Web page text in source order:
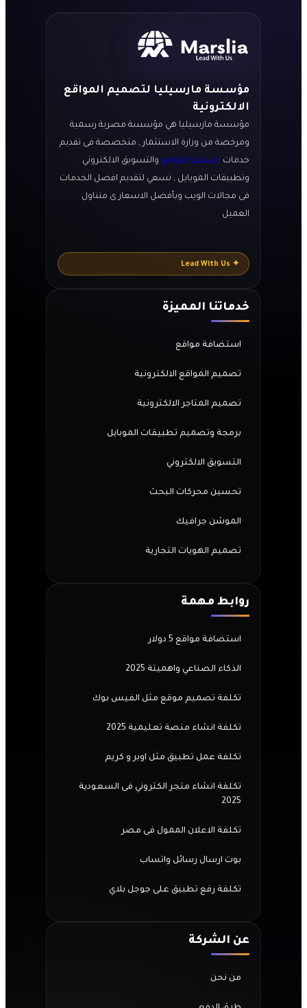
مؤسسة مارسيليا لتصميم المواقع
الالكترونية
مؤسسة مارسيليا هي مؤسسة مصرية رسمية
ومرخصة من وزارة الاستثمار , متخصصة فى تقديم
خدمات تصميم المواقع والتسويق الالكتروني
وتطبيقات الموبايل , نسعي لتقديم افضل الخدمات
فى مجالات الويب وبأفضل الاسعار ى متناول
العميل
✦ Lead With Us
خدماتنا المميزة
استضافة مواقع
تصميم المواقع الالكترونية
تصميم المتاجر الالكترونية
برمجة وتصميم تطبيقات الموبايل
التسويق الالكتروني
تحسين محركات البحث
الموشن جرافيك
تصميم الهويات التجارية
روابط مهمة
استضافة مواقع 5 دولار
الذكاء الصناعي واهميتة 2025
تكلفة تصميم موقع مثل الفيس بوك
تكلفة انشاء منصة تعليمية 2025
تكلفة عمل تطبيق مثل اوبر و كريم
تكلفة انشاء متجر الكتروني فى السعودية
2025
تكلفة الاعلان الممول فى مصر
بوت ارسال رسائل واتساب
تكلفة رفع تطبيق على جوجل بلاي
عن الشركة
من نحن